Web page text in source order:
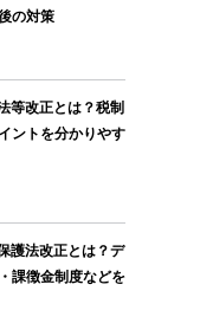
の対策
等改正とは？税制
ントを分かりやす
護法改正とは？デ
課徴金制度などを